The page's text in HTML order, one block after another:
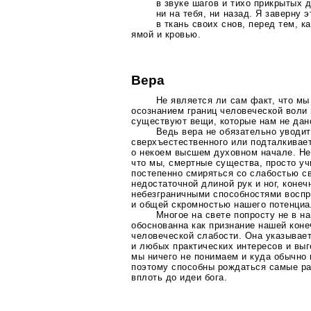
в звуке шагов и тихо прикрытых
ни на тебя, ни назад. Я заверну
в ткань своих снов, перед тем,
ямой и кровью.
Вера
Не является ли сам факт, что
осознанием границ человеческой
существуют вещи, которые нам не
Ведь вера не обязательно
сверхъестественного или
о некоем высшем духовном начале.
что мы, смертные существа, просто
постепенно смиряться со слабостью
недостаточной длиной рук и ног,
небезграничными способностями
и общей скромностью нашего
Многое на свете попросту не в
обоснованна как признание нашей
человеческой слабости. Она
и любых практических интересов и
мы ничего не понимаем и куда обычно
поэтому способны рождаться самые
вплоть до идеи бога.